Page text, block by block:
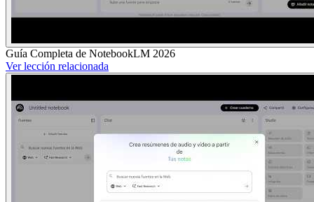
Guía Completa de NotebookLM 2026
Ver lección relacionada